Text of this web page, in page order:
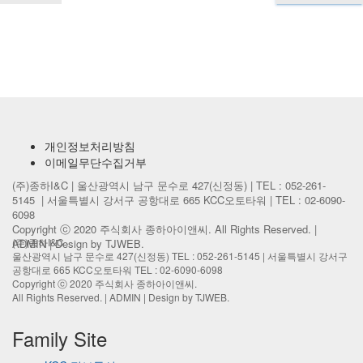
개인정보처리방침
이메일무단수집거부
(주)종하I&C | 울산광역시 남구 문수로 427(신정동) | TEL : 052-261-
5145 | 서울특별시 강서구 공항대로 665 KCC오토타워 | TEL : 02-6090-
6098
Copyright ⓒ 2020 주식회사 종하아이앤씨. All Rights Reserved. |
ADMIN| Design by TJWEB.
(주)종하I&C
울산광역시 남구 문수로 427(신정동) TEL : 052-261-5145 | 서울특별시 강서구
공항대로 665 KCC오토타워 TEL : 02-6090-6098
Copyright ⓒ 2020 주식회사 종하아이앤씨.
All Rights Reserved. | ADMIN | Design by TJWEB.
Family Site